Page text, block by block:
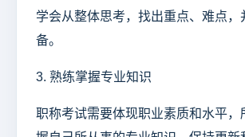
学会从整体思考，找出重点、难点，
备。
3. 熟练掌握专业知识
职称考试需要体现职业素质和水平，